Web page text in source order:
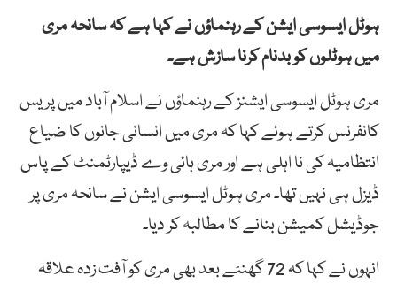
ہوٹل ایسوسی ایشن کے رہنماؤں نے کہا ہے کہ سانحہ مری
میں ہوٹلوں کو بدنام کرنا سازش ہے۔
مری ہوٹل ایسوسی ایشنز کے رہنماؤں نے اسلام آباد میں پریس
کانفرنس کرتے ہوئے کہا کہ مری میں انسانی جانوں کا ضیاع
انتظامیہ کی نا اہلی ہے اور مری ہائی وے ڈیپارٹمنٹ کے پاس
ڈیزل ہی نہیں تھا۔ مری ہوٹل ایسوسی ایشن نے سانحہ مری پر
جوڈیشل کمیشن بنانے کا مطالبہ کر دیا۔
انہوں نے کہا کہ 72 گھنٹے بعد بھی مری کو آفت زدہ علاقہ